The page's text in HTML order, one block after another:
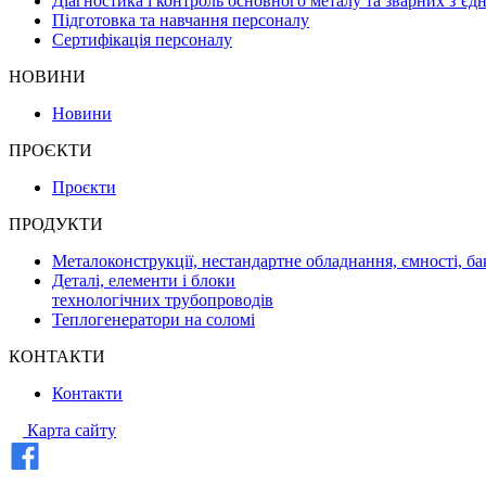
Підготовка та навчання персоналу
Сертифікація персоналу
НОВИНИ
Новини
ПРОЄКТИ
Проєкти
ПРОДУКТИ
Металоконструкції, нестандартне обладнання, ємності,
Деталі, елементи і блоки
технологічних трубопроводів
Теплогенератори на соломі
КОНТАКТИ
Контакти
Карта сайту